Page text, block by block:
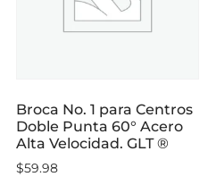
Broca No. 1 para Centros
Doble Punta 60° Acero
Alta Velocidad. GLT ®
$59.98